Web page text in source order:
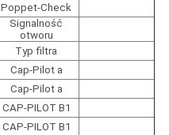
Poppet-Check
Signalność
otworu
Typ filtra
Cap-Pilot a
Cap-Pilot a
CAP-PILOT B1
CAP-PILOT B1